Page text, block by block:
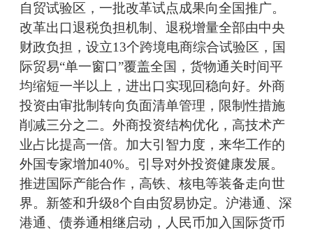
自贸试验区，一批改革试点成果向全国推广。
改革出口退税负担机制、退税增量全部由中央
财政负担，设立13个跨境电商综合试验区，国
际贸易“单一窗口”覆盖全国，货物通关时间平
均缩短一半以上，进出口实现回稳向好。外商
投资由审批制转向负面清单管理，限制性措施
削减三分之二。外商投资结构优化，高技术产
业占比提高一倍。加大引智力度，来华工作的
外国专家增加40%。引导对外投资健康发展。
推进国际产能合作，高铁、核电等装备走向世
界。新签和升级8个自由贸易协定。沪港通、深
港通、债券通相继启动，人民币加入国际货币